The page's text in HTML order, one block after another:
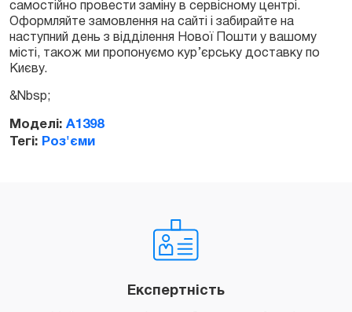
самостійно провести заміну в сервісному центрі.
Оформляйте замовлення на сайті і забирайте на
наступний день з відділення Нової Пошти у вашому
місті, також ми пропонуємо кур’єрську доставку по
Києву.
&Nbsp;
Моделі: A1398
Тегі: Роз'єми
Експертність